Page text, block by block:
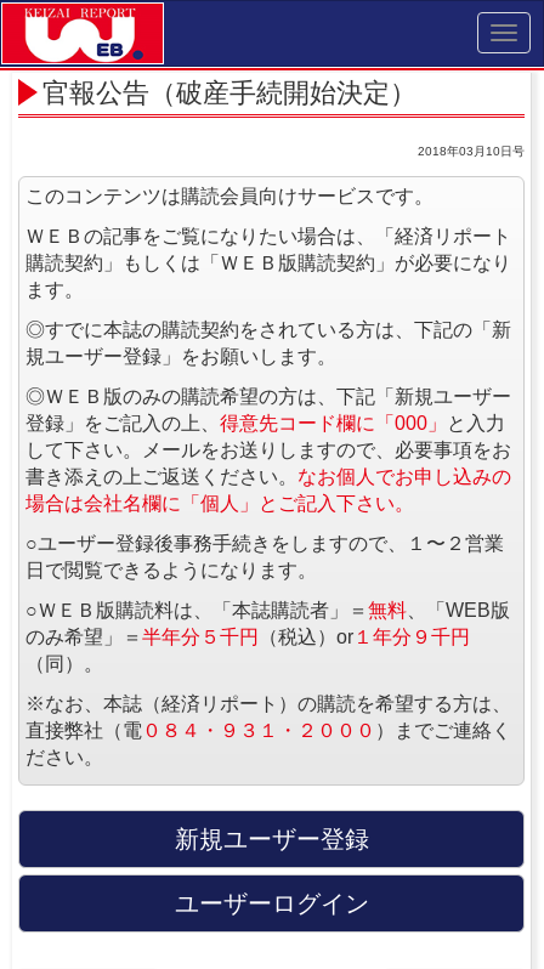
官報公告（破産手続開始決定）
2018年03月10日号
このコンテンツは購読会員向けサービスです。
ＷＥＢの記事をご覧になりたい場合は、「経済リポート
購読契約」もしくは「ＷＥＢ版購読契約」が必要になり
ます。
◎すでに本誌の購読契約をされている方は、下記の「新
規ユーザー登録」をお願いします。
◎ＷＥＢ版のみの購読希望の方は、下記「新規ユーザー
登録」をご記入の上、 得意先コード欄に「000」
と入力
して下さい。メールをお送りしますので、必要事項をお
書き添えの上ご返送ください。 なお個人でお申し込みの
場合は会社名欄に「個人」とご記入下さい。
○ユーザー登録後事務手続きをしますので、１〜２営業
日で閲覧できるようになります。
○ＷＥＢ版購読料は、「本誌購読者」＝ 無料 、「WEB版
のみ希望」＝ 半年分５千円 （税込）or １年分９千円
（同）。
※なお、本誌（経済リポート）の購読を希望する方は、
直接弊社（電 ０８４・９３１・２０００ ）までご連絡く
ださい。
新規ユーザー登録
ユーザーログイン